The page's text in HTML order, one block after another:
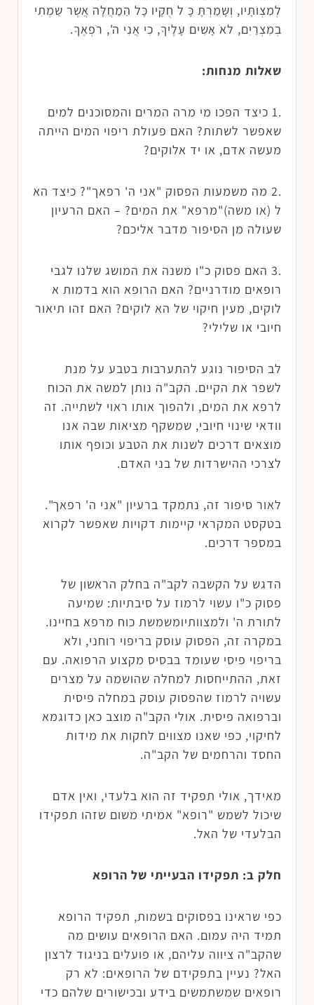
לְמִצְוֹתָּיו, וְשָּמַרְתָּ כָּ ל חֻׁקָּיו כָּל הַמַחֲלָּה אֲשֶר שַמְתִי
בְמִצְרַיִם, לאֹ אָּשִים עָּלֶיךָ, כִי אֲנִי ה', רֹפְאֶךָ.
שאלות מנחות:
.1 כיצד הפכו מי מרה המרים והמסוכנים למים
שאפשר לשתות? האם פעולת ריפוי המים הייתה
מעשה אדם, או יד אלוקים?
.2 מה משמעות הפסוק "אני ה' רפאך"? כיצד הא
ל (או משה)"מרפא" את המים? – האם הרעיון
שעולה מן הסיפור מדבר אליכם?
.3 האם פסוק כ"ו משנה את המושג שלנו לגבי
רופאים מודרניים? האם הרופא הוא בדמות א
לוקים, מעין חיקוי של הא לוקים? האם זהו תיאור
חיובי או שלילי?
לב הסיפור נוגע להתערבות בטבע על מנת
לשפר את הקיים. הקב"ה נותן למשה את הכוח
לרפא את המים, ולהפוך אותו ראוי לשתייה. זה
וודאי שינוי חיובי, שמשקף מציאות שבה אנו
מוצאים דרכים לשנות את הטבע וכופף אותו
לצרכי ההישרדות של בני האדם.
לאור סיפור זה, נתמקד ברעיון "אני ה' רפאך".
בטקסט המקראי קיימות דקויות שאפשר לקרוא
במספר דרכים.
הדגש על הקשבה לקב"ה בחלק הראשון של
פסוק כ"ו עשוי לרמוז על סיבתיות: שמיעה
לתורת ה' ולמצוותיומשמשת כוח מרפא בחיינו.
במקרה זה, הפסוק עוסק בריפוי רוחני, ולא
בריפוי פיסי שעומד בבסיס מקצוע הרפואה. עם
זאת, ההתייחסות למחלה שהושמה על מצרים
עשויה לרמוז שהפסוק עוסק במחלה פיסית
וברפואה פיסית. אולי הקב"ה מוצב כאן כדוגמא
לחיקוי, כפי שאנו מצווים לחקות את מידות
החסד והרחמים של הקב"ה.
מאידך, אולי תפקיד זה הוא בלעדי, ואין אדם
שיכול לשמש "רופא" אמיתי משום שזהו תפקידו
הבלעדי של האל.
חלק ב: תפקידו הבעייתי של הרופא
כפי שראינו בפסוקים בשמות, תפקיד הרופא
תמיד היה עמום. האם הרופאים עושים מה
שהקב"ה ציווה עליהם, או פועלים בניגוד לרצון
האל? נעיין בתפקידם של הרופאים: לא רק
רופאים שמשתמשים בידע ובכישורים שלהם כדי